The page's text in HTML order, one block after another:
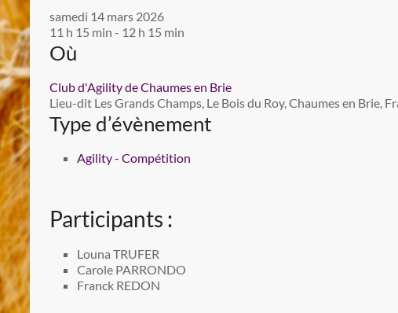
samedi 14 mars 2026
11 h 15 min - 12 h 15 min
Où
Club d'Agility de Chaumes en Brie
Lieu-dit Les Grands Champs, Le Bois du Roy, Chaumes en Brie,
Type d’évènement
Agility - Compétition
Participants :
Louna TRUFER
Carole PARRONDO
Franck REDON